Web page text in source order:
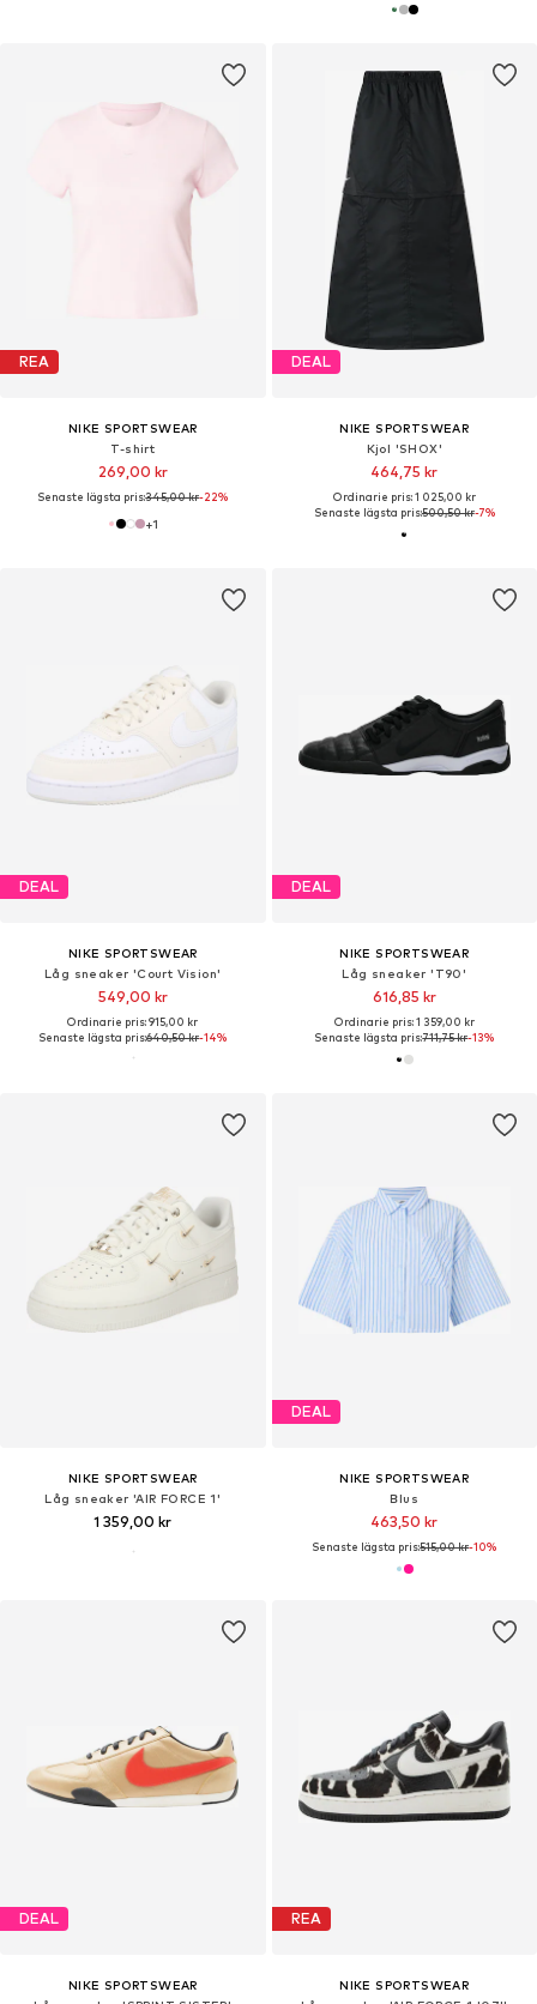
REA
NIKE SPORTSWEAR
T-shirt
269,00 kr
Senaste lägsta pris:345,00 kr-22%
+1
DEAL
NIKE SPORTSWEAR
Kjol 'SHOX'
464,75 kr
Ordinarie pris: 1 025,00 kr
Senaste lägsta pris:500,50 kr-7%
DEAL
NIKE SPORTSWEAR
Låg sneaker 'Court Vision'
549,00 kr
Ordinarie pris: 915,00 kr
Senaste lägsta pris:640,50 kr-14%
DEAL
NIKE SPORTSWEAR
Låg sneaker 'T90'
616,85 kr
Ordinarie pris: 1 359,00 kr
Senaste lägsta pris:711,75 kr-13%
NIKE SPORTSWEAR
Låg sneaker 'AIR FORCE 1'
1 359,00 kr
DEAL
NIKE SPORTSWEAR
Blus
463,50 kr
Senaste lägsta pris:515,00 kr-10%
DEAL
NIKE SPORTSWEAR
REA
NIKE SPORTSWEAR